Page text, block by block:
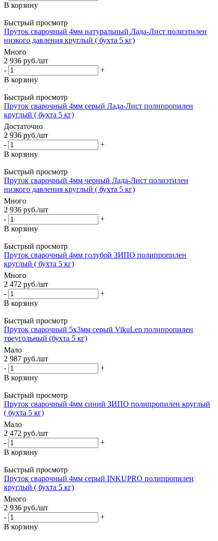
В корзину
Быстрый просмотр
Пруток сварочный 4мм натуральный Лада-Лист полиэтилен
низкого давления круглый ( бухта 5 кг)
Много
2 936 руб./шт
-
+
В корзину
Быстрый просмотр
Пруток сварочный 4мм серый Лада-Лист полипропилен
круглый ( бухта 5 кг)
Достаточно
2 936 руб./шт
-
+
В корзину
Быстрый просмотр
Пруток сварочный 4мм черный Лада-Лист полиэтилен
низкого давления круглый ( бухта 5 кг)
Много
2 936 руб./шт
-
+
В корзину
Быстрый просмотр
Пруток сварочный 4мм голубой ЗИПО полипропилен
круглый ( бухта 5 кг)
Много
2 472 руб./шт
-
+
В корзину
Быстрый просмотр
Пруток сварочный 5х3мм серый VikuLen полипропилен
треугольный (бухта 5 кг)
Мало
2 987 руб./шт
-
+
В корзину
Быстрый просмотр
Пруток сварочный 4мм синий ЗИПО полипропилен круглый
( бухта 5 кг)
Мало
2 472 руб./шт
-
+
В корзину
Быстрый просмотр
Пруток сварочный 4мм серый INKUPRO полипропилен
круглый ( бухта 5 кг)
Много
2 936 руб./шт
-
+
В корзину